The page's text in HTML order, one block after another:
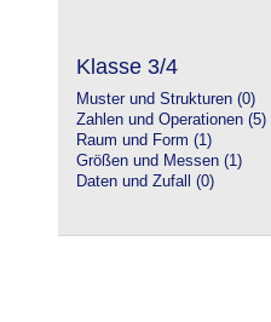
Klasse 3/4
Muster und Strukturen (0)
Zahlen und Operationen (5)
Raum und Form (1)
Größen und Messen (1)
Daten und Zufall (0)